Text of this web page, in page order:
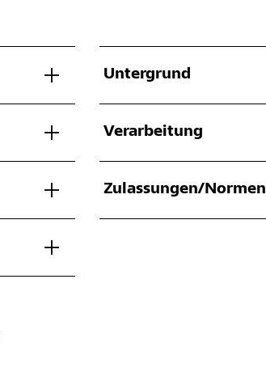
Untergrund
Verarbeitung
Zulassungen/Normen